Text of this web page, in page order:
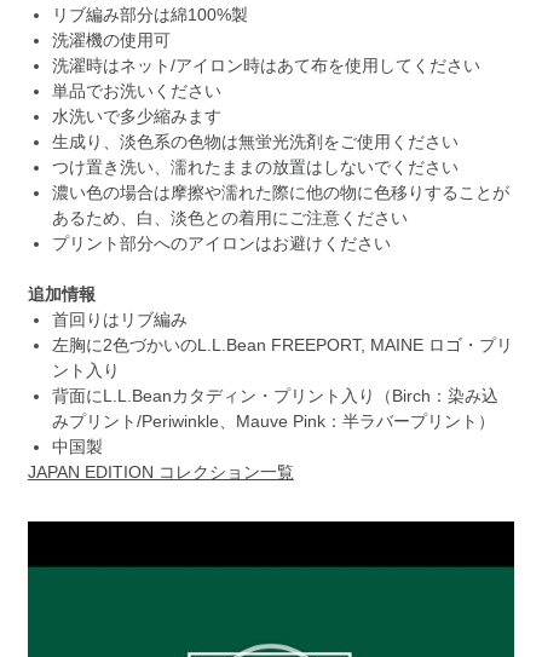
リブ編み部分は綿100%製
洗濯機の使用可
洗濯時はネット/アイロン時はあて布を使用してください
単品でお洗いください
水洗いで多少縮みます
生成り、淡色系の色物は無蛍光洗剤をご使用ください
つけ置き洗い、濡れたままの放置はしないでください
濃い色の場合は摩擦や濡れた際に他の物に色移りすることが
あるため、白、淡色との着用にご注意ください
プリント部分へのアイロンはお避けください
追加情報
首回りはリブ編み
左胸に2色づかいのL.L.Bean FREEPORT, MAINE ロゴ・プリ
ント入り
背面にL.L.Beanカタディン・プリント入り（Birch：染み込
みプリント/Periwinkle、Mauve Pink：半ラバープリント）
中国製
JAPAN EDITION コレクション一覧